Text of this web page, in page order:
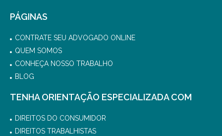
PÁGINAS
CONTRATE SEU ADVOGADO ONLINE
QUEM SOMOS
CONHEÇA NOSSO TRABALHO
BLOG
TENHA ORIENTAÇÃO ESPECIALIZADA COM
DIREITOS DO CONSUMIDOR
DIREITOS TRABALHISTAS